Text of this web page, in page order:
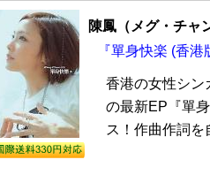
陳鳳（メグ・チャ
『單身快楽 (香
香港の女性シン
の最新EP『單
ス！作曲作詞